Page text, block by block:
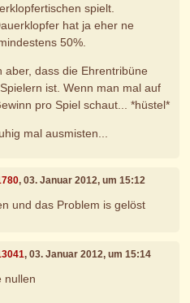
spielt.
hat ja eher ne
50%.
aber, dass die Ehrentribüne
ist. Wenn man mal auf
pro Spiel schaut... *hüstel*
mal ausmisten...
, 03. Januar 2012, um 15:12
und das Problem is gelöst
, 03. Januar 2012, um 15:14
nullen